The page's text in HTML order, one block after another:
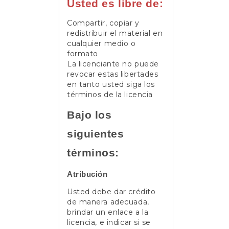
Usted es libre de:
Compartir, copiar y
redistribuir el material en
cualquier medio o
formato
La licenciante no puede
revocar estas libertades
en tanto usted siga los
términos de la licencia
Bajo los
siguientes
términos:
Atribución
Usted debe dar crédito
de manera adecuada,
brindar un enlace a la
licencia, e indicar si se